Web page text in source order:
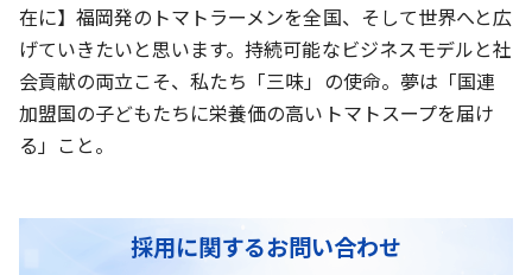
在に】福岡発のトマトラーメンを全国、そして世界へと広
げていきたいと思います。持続可能なビジネスモデルと社
会貢献の両立こそ、私たち「三味」の使命。夢は「国連
加盟国の子どもたちに栄養価の高いトマトスープを届け
る」こと。
採用に関するお問い合わせ